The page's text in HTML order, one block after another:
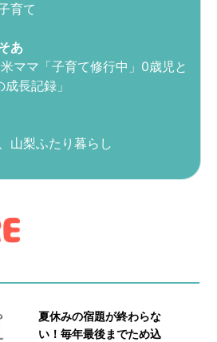
育て
あ
ママ「子育て修行中」0歳児と
長記録」
山梨ふたり暮らし
夏休みの宿題が終わらな
い！毎年最後までため込